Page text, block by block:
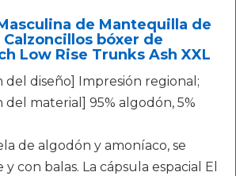
de Mantequilla de
Calzoncillos bóxer de
Low Rise Trunks Ash XXL
del diseño] Impresión regional;
del material] 95% algodón, 5%
de algodón y amoníaco, se
y con balas. La cápsula espacial El